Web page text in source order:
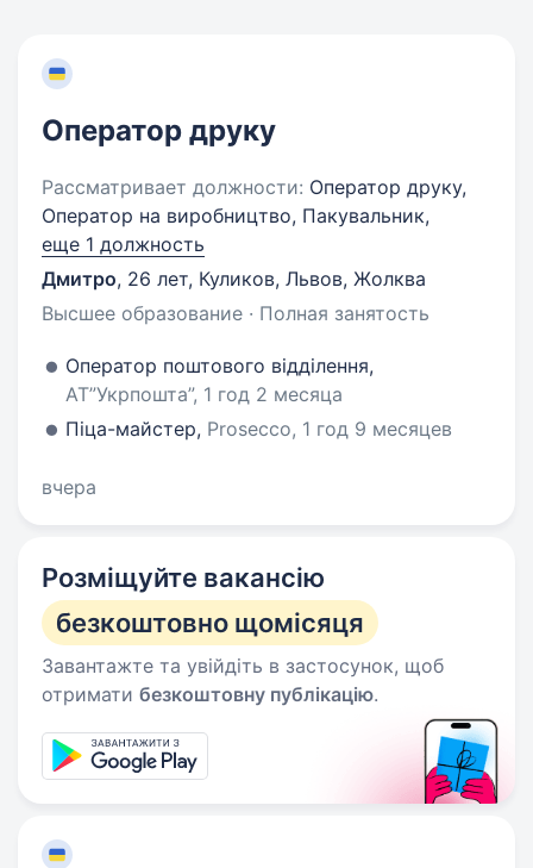
Оператор друку
Рассматривает должности: Оператор друку,
Оператор на виробництво, Пакувальник,
еще 1 должность
Дмитро, 26 лет, Куликов, Львов, Жолква
Высшее образование · Полная занятость
Оператор поштового відділення,
АТ”Укрпошта”, 1 год 2 месяца
Піца-майстер, Prosecco, 1 год 9 месяцев
вчера
Розміщуйте вакансію
безкоштовно щомісяця
Завантажте та увійдіть в застосунок, щоб
отримати безкоштовну публікацію.